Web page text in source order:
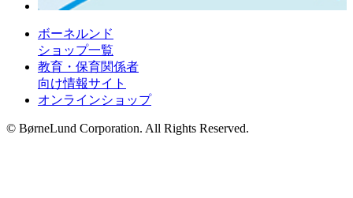
ボーネルンド
ショップ一覧
教育・保育関係者
向け情報サイト
オンラインショップ
© BørneLund Corporation. All Rights Reserved.